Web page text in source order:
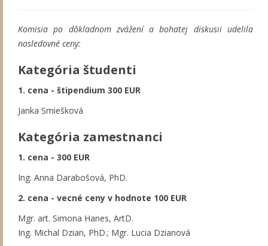
Komisia po dôkladnom zvážení a bohatej diskusii udelila
nasledovné ceny:
Kategória študenti
1. cena - štipendium 300 EUR
Janka Smiešková
Kategória zamestnanci
1. cena - 300 EUR
Ing. Anna Darabošová, PhD.
2. cena - vecné ceny v hodnote 100 EUR
Mgr. art. Simona Hanes, ArtD.
Ing. Michal Dzian, PhD.; Mgr. Lucia Dzianová